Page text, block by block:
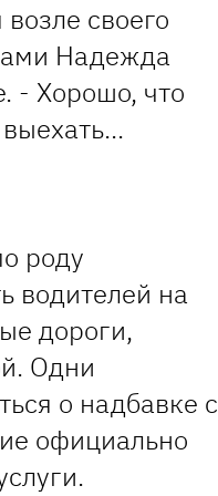
своего
Надежда
- Хорошо, что
роду
водителей на
дороги,
Одни
о надбавке с
официально